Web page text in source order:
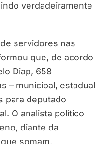
verdadeiramente
servidores nas
que, de acordo
Diap, 658
– municipal, estadual
para deputado
O analista político
diante da
somam,